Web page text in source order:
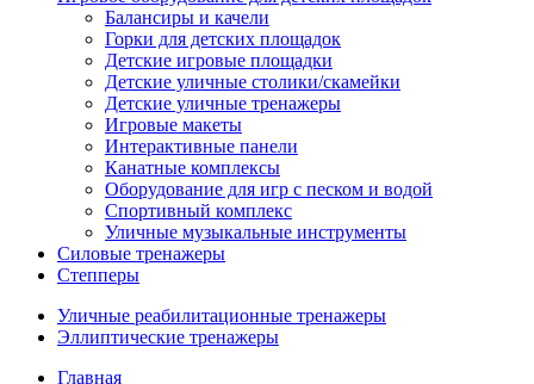
Балансиры и качели
Горки для детских площадок
Детские игровые площадки
Детские уличные столики/скамейки
Детские уличные тренажеры
Игровые макеты
Интерактивные панели
Канатные комплексы
Оборудование для игр с песком и водой
Спортивный комплекс
Уличные музыкальные инструменты
Силовые тренажеры
Степперы
Уличные реабилитационные тренажеры
Эллиптические тренажеры
Главная